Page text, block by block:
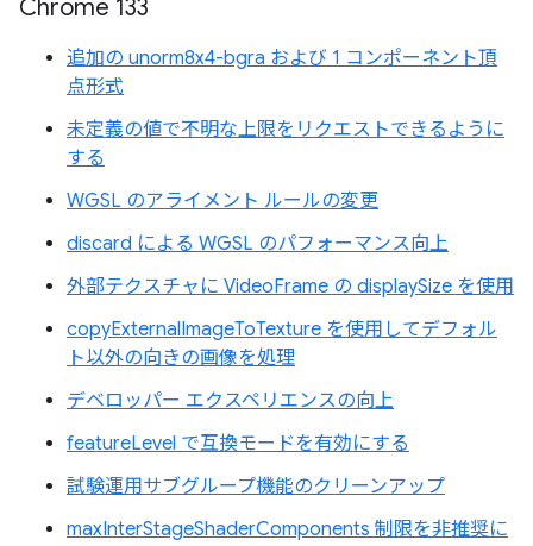
Chrome 133
追加の unorm8x4-bgra および 1 コンポーネント頂
点形式
未定義の値で不明な上限をリクエストできるように
する
WGSL のアライメント ルールの変更
discard による WGSL のパフォーマンス向上
外部テクスチャに VideoFrame の displaySize を使用
copyExternalImageToTexture を使用してデフォル
ト以外の向きの画像を処理
デベロッパー エクスペリエンスの向上
featureLevel で互換モードを有効にする
試験運用サブグループ機能のクリーンアップ
maxInterStageShaderComponents 制限を非推奨に